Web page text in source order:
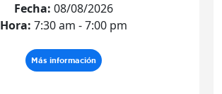
Fecha: 08/08/2026
Hora: 7:30 am - 7:00 pm
Más información